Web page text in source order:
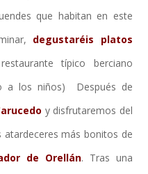
que habitan en este
degustaréis platos
típico berciano
a los niños) Después de
y disfrutaremos del
más bonitos de
de Orellán. Tras una